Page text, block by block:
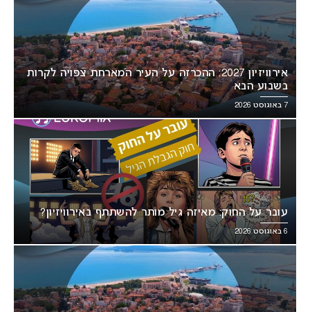
אירוויזיון 2027: ההכרזה על העיר המארחת צפויה לקרות
בשבוע הבא
7 באוגוסט 2026
עובר על החוק: מאיזה גיל מותר להשתתף באירוויזיון?
6 באוגוסט 2026